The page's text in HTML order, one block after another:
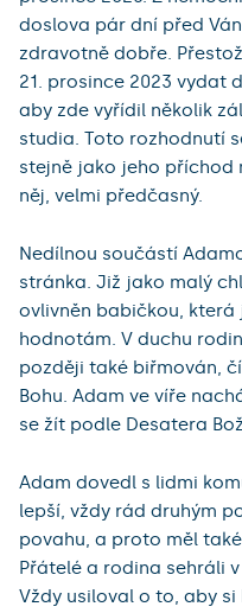
doslova pár dní před
zdravotně dobře.
21. prosince 2023 vydat
aby zde vyřídil několik
studia. Toto rozhodnutí
stejně jako jeho příchod
něj, velmi předčasný.
Nedílnou součástí
stránka. Již jako malý
ovlivněn babičkou, která
hodnotám. V duchu
později také biřmován,
Bohu. Adam ve víře
se žít podle Desatera
Adam dovedl s lidmi
lepší, vždy rád druhým
povahu, a proto měl
Přátelé a rodina sehráli
Vždy usiloval o to, aby